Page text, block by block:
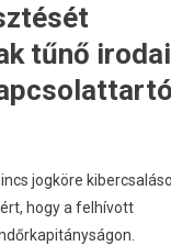
tűnő irodai
jogköre
hogy a felhívott